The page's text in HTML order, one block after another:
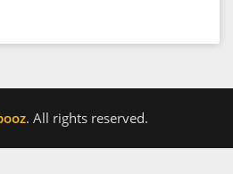
. All rights reserved.